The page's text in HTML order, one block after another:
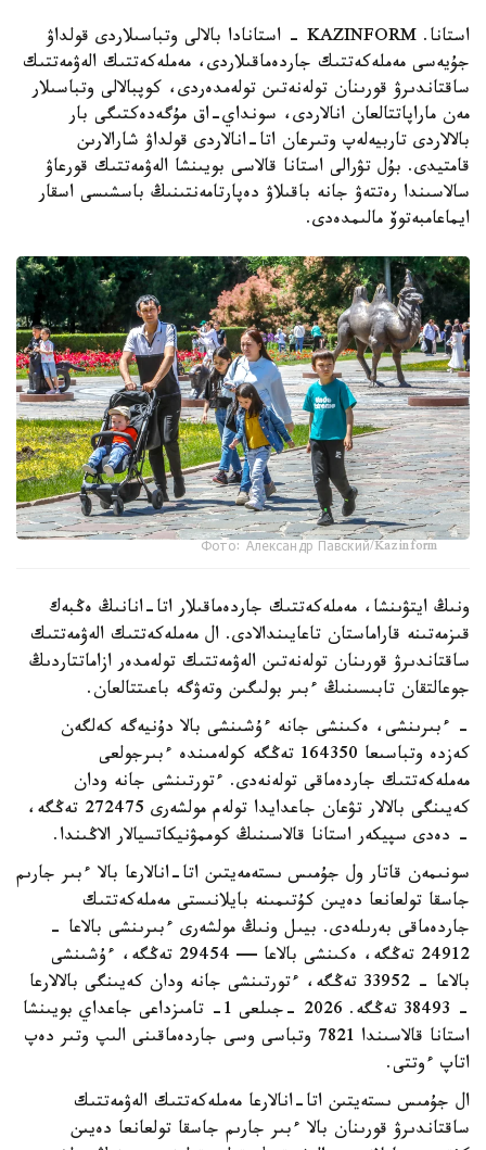
استانا. KAZINFORM - استانادا بالالى وتباسىلاردى قولداۋ
جۇيەسى مەملەكەتتىك جاردەماقىلاردى، مەملەكەتتىك الەۋمەتتىك
ساقتاندىرۋ قورىنان تولەنەتىن تولەمدەردى، كوپبالالى وتباسىلار
مەن ماراپاتتالعان انالاردى، سونداي-اق مۇگەدەكتىگى بار
بالالاردى تاربيەلەپ وتىرعان اتا-انالاردى قولداۋ شارالارىن
قامتيدى. بۇل تۋرالى استانا قالاسى بويىنشا الەۋمەتتىك قورعاۋ
سالاسىندا رەتتەۋ جانە باقىلاۋ دەپارتامەنتىنىڭ باسشىسى اسقار
ايماعامبەتوۆ مالىمدەدى.
Фото: Александр Павский/Kazinform
ونىڭ ايتۋىنشا، مەملەكەتتىك جاردەماقىلار اتا-انانىڭ ەڭبەك
قىزمەتىنە قاراماستان تاعايىندالادى. ال مەملەكەتتىك الەۋمەتتىك
ساقتاندىرۋ قورىنان تولەنەتىن الەۋمەتتىك تولەمدەر ازاماتتاردىڭ
جوعالتقان تابىسىنىڭ ءبىر بولىگىن وتەۋگە باعىتتالعان.
- ءبىرىنشى، ەكىنشى جانە ءۇشىنشى بالا دۇنيەگە كەلگەن
كەزدە وتباسىعا 164350 تەڭگە كولەمىندە ءبىرجولعى
مەملەكەتتىك جاردەماقى تولەنەدى. ءتورتىنشى جانە ودان
كەيىنگى بالالار تۋعان جاعدايدا تولەم مولشەرى 272475 تەڭگە،
- دەدى سپيكەر استانا قالاسىنىڭ كوممۋنيكاتسيالار الاڭىندا.
سونىمەن قاتار ول جۇمىس ىستەمەيتىن اتا-انالارعا بالا ءبىر جارىم
جاسقا تولعانعا دەيىن كۇتىمىنە بايلانىستى مەملەكەتتىك
جاردەماقى بەرىلەدى. بيىل ونىڭ مولشەرى ءبىرىنشى بالاعا -
24912 تەڭگە، ەكىنشى بالاعا — 29454 تەڭگە، ءۇشىنشى
بالاعا - 33952 تەڭگە، ءتورتىنشى جانە ودان كەيىنگى بالالارعا
- 38493 تەڭگە. 2026 -جىلعى 1- تامىزداعى جاعداي بويىنشا
استانا قالاسىندا 7821 وتباسى وسى جاردەماقىنى الىپ وتىر دەپ
اتاپ ءوتتى.
ال جۇمىس ىستەيتىن اتا-انالارعا مەملەكەتتىك الەۋمەتتىك
ساقتاندىرۋ قورىنان بالا ءبىر جارىم جاسقا تولعانعا دەيىن